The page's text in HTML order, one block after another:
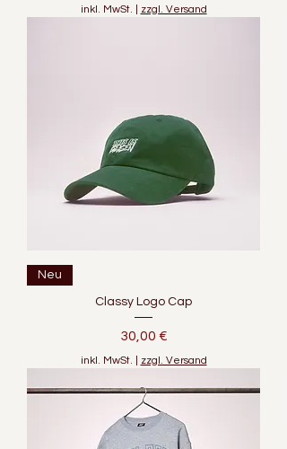
inkl. MwSt. zzgl. Versand
Neu
Classy Logo Cap
Preis
30,00 €
inkl. MwSt. zzgl. Versand